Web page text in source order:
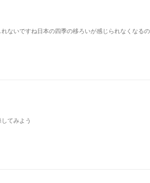
ないですね日本の四季の移ろいが感じられなくなる
てみよう